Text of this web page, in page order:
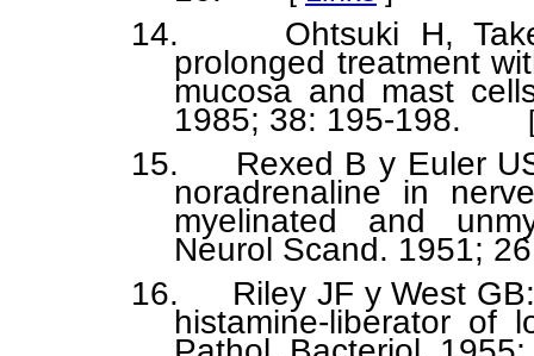
14. Ohtsuki H,
prolonged treatment
mucosa and mast
1985; 38: 195-198.
15. Rexed B y Euler
noradrenaline in
myelinated and
Neurol Scand. 1951;
16. Riley JF y West GB:
histamine-liberator of